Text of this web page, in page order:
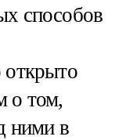
способов
открыто
о том,
ними в